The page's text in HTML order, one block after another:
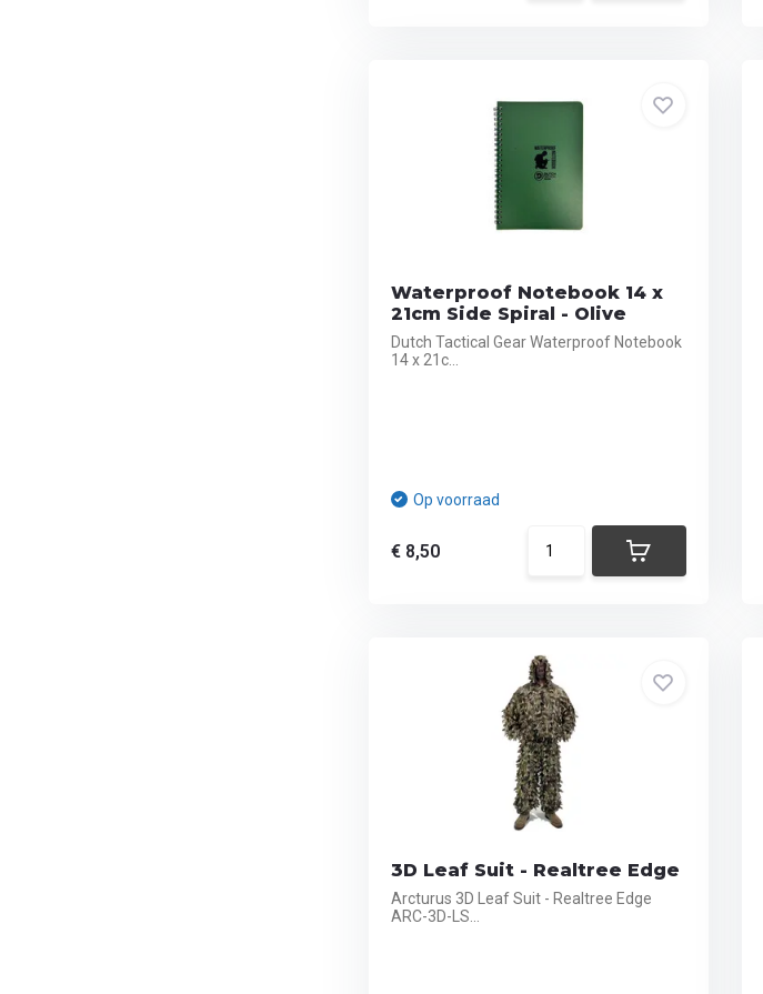
Waterproof Notebook 14 x
21cm Side Spiral - Olive
Dutch Tactical Gear Waterproof Notebook
14 x 21c...
Op voorraad
€ 8,50
3D Leaf Suit - Realtree Edge
Arcturus 3D Leaf Suit - Realtree Edge
ARC-3D-LS...